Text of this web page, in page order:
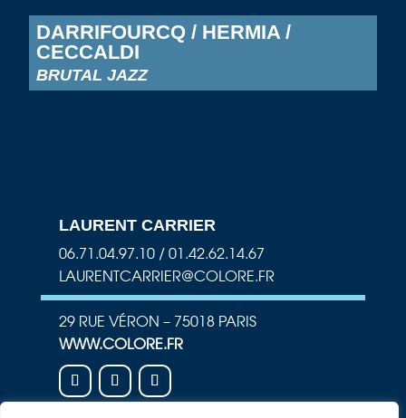
DARRIFOURCQ / HERMIA /
CECCALDI
BRUTAL JAZZ
LAURENT CARRIER
06.71.04.97.10 / 01.42.62.14.67
LAURENTCARRIER@COLORE.FR
29 RUE VÉRON – 75018 PARIS
WWW.COLORE.FR